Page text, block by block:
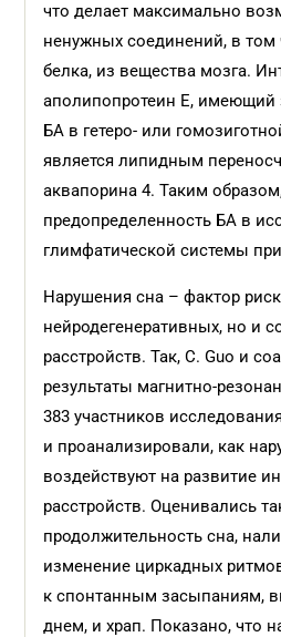
что делает максимально
ненужных соединений, в
белка, из вещества мозга.
аполипопротеин E, имеющий
БА в гетеро- или
является липидным
аквапорина 4. Таким
предопределенность БА в
глимфатической системы
Нарушения сна – фактор
нейродегенеративных, но и
расстройств. Так, С. Guo и
результаты магнитно-
383 участников
и проанализировали, как
воздействуют на развитие
расстройств. Оценивались
продолжительность сна,
изменение циркадных
к спонтанным засыпаниям,
днем, и храп. Показано, что